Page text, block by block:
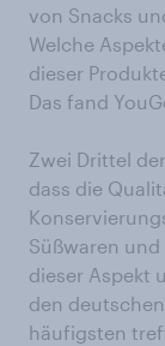
von Snacks
Welche
dieser
Das fand
Zwei Drittel
dass die
Süßwaren
dieser Aspekt
den
häufigsten